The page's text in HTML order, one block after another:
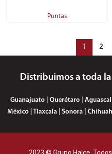
Puntas
1 2
Distribuimos a toda
Guanajuato | Querétaro |
México | Tlaxcala | Sonora |